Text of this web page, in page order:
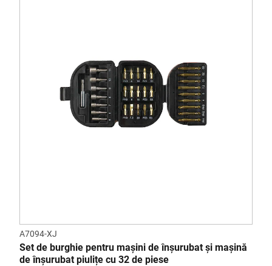
A7094-XJ
Set de burghie pentru mașini de înșurubat și mașină
de înșurubat piulițe cu 32 de piese